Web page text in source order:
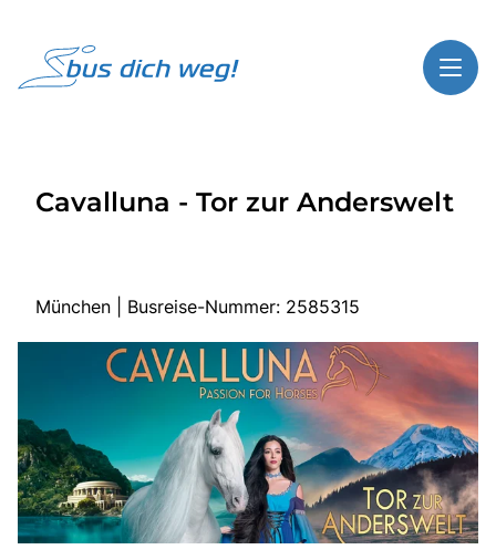
Highlights
Bus mieten
Über Bus dich weg!
Radio
Cavalluna - Tor zur Anderswelt
München | Busreise-Nummer: 2585315